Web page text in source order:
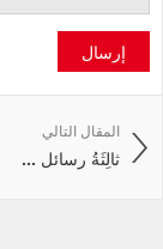
إرسال
المقال التالي
ثالِثَةُ رسائل ...